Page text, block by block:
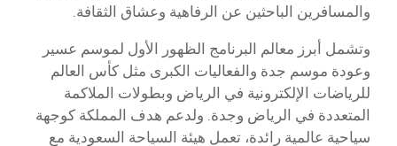
والمسافرين الباحثين عن الرفاهية وعشاق الثقافة.
وتشمل أبرز معالم البرنامج الظهور الأول لموسم عسير
وعودة موسم جدة والفعاليات الكبرى مثل كأس العالم
للرياضات الإلكترونية في الرياض وبطولات الملاكمة
المتعددة في الرياض وجدة. ولدعم هدف المملكة كوجهة
سياحية عالمية رائدة، تعمل هيئة السياحة السعودية مع